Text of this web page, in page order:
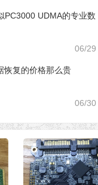
PC3000 UDMA的专业数
06/29
恢复的价格那么贵
06/30